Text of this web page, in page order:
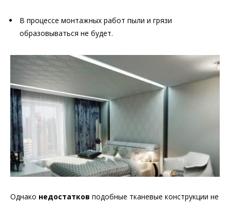
В процессе монтажных работ пыли и грязи
образовываться не будет.
Однако недостатков подобные тканевые конструкции не